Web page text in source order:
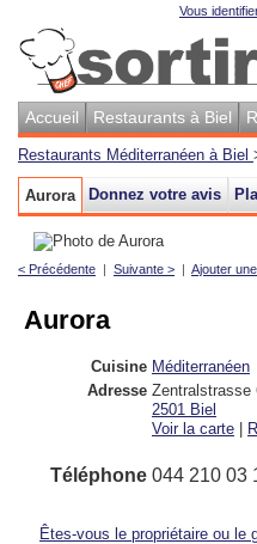
Vous
Accueil Restaurants à Biel
Restaurants Méditerranéen à Biel
Aurora Donnez votre avis
< Précédente | Suivante > | Ajouter
Aurora
Cuisine Méditerranéen
Adresse Zentralstrasse
2501 Biel
Voir la carte
Téléphone 044 210 03
Êtes-vous le propriétaire ou le